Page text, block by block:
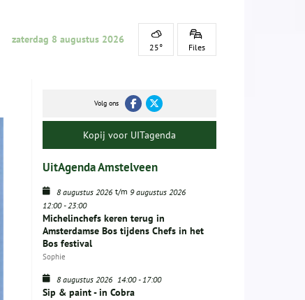
zaterdag 8 augustus 2026
25° Files
Volg ons
Kopij voor UITagenda
UitAgenda Amstelveen
8 augustus 2026 t/m 9 augustus 2026
12:00-23:00
Michelinchefs keren terug in
Amsterdamse Bos tijdens Chefs in het
Bos festival
Sophie
8 augustus 2026 14:00-17:00
Sip & paint - in Cobra